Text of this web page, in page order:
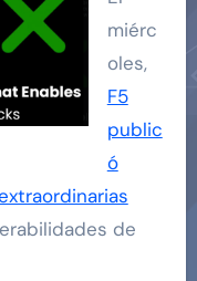
miérc
oles,
F5
public
ó
de